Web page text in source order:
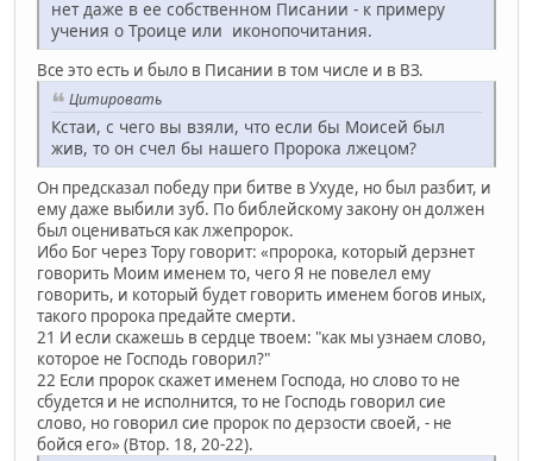
нет даже в ее собственном Писании - к примеру
учения о Троице или иконопочитания.
Все это есть и было в Писании в том числе и в ВЗ.
Цитировать
Кстаи, с чего вы взяли, что если бы Моисей был
жив, то он счел бы нашего Пророка лжецом?
Он предсказал победу при битве в Ухуде, но был разбит, и
ему даже выбили зуб. По библейскому закону он должен
был оцениваться как лжепророк.
Ибо Бог через Тору говорит: «пророка, который дерзнет
говорить Моим именем то, чего Я не повелел ему
говорить, и который будет говорить именем богов иных,
такого пророка предайте смерти.
21 И если скажешь в сердце твоем: "как мы узнаем слово,
которое не Господь говорил?"
22 Если пророк скажет именем Господа, но слово то не
сбудется и не исполнится, то не Господь говорил сие
слово, но говорил сие пророк по дерзости своей, - не
бойся его» (Втор. 18, 20-22).